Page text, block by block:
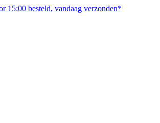
15:00 besteld, vandaag verzonden*